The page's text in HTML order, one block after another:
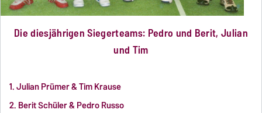
Die diesjährigen Siegerteams: Pedro und Berit, Julian
und Tim
1. Julian Prümer & Tim Krause
2. Berit Schüler & Pedro Russo